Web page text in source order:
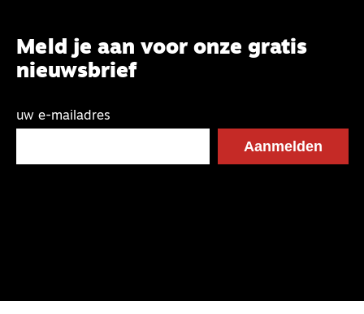
Meld je aan voor onze gratis
nieuwsbrief
uw e-mailadres